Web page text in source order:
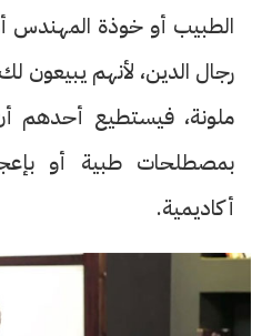
الطبيب أو خوذة المهندس
رجال الدين، لأنهم يبيعون
ملونة، فيستطيع
بمصطلحات طبية أو
أكاديمية.